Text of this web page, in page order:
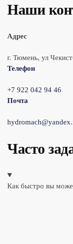
Наши
Адрес
г. Тюмень, ул
Телефон
+7 922 042 94 46
Почта
Часто
Как быстро вы